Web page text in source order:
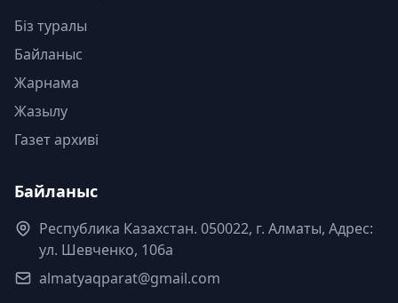
Біз туралы
Байланыс
Жарнама
Жазылу
Газет архиві
Байланыс
Республика Казахстан. 050022, г. Алматы, Адрес:
ул. Шевченко, 106а
almatyaqparat@gmail.com